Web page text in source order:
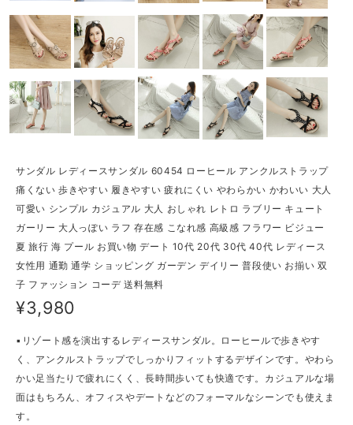
サンダル レディースサンダル 60454 ローヒール アンクルストラップ
痛くない 歩きやすい 履きやすい 疲れにくい やわらかい かわいい 大人
可愛い シンプル カジュアル 大人 おしゃれ レトロ ラブリー キュート
ガーリー 大人っぽい ラフ 存在感 こなれ感 高級感 フラワー ビジュー
夏 旅行 海 プール お買い物 デート 10代 20代 30代 40代 レディース
女性用 通勤 通学 ショッピング ガーデン デイリー 普段使い お揃い 双
子 ファッション コーデ 送料無料
¥3,980
▪リゾート感を演出するレディースサンダル。ローヒールで歩きやす
く、アンクルストラップでしっかりフィットするデザインです。やわら
かい足当たりで疲れにくく、長時間歩いても快適です。カジュアルな場
面はもちろん、オフィスやデートなどのフォーマルなシーンでも使えま
す。